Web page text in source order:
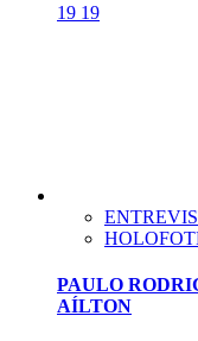
19 19
PAULO
AÍLTON